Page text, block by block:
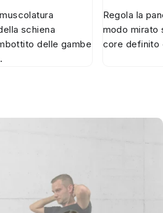
schiena
delle gambe
Regola la
modo mirato
core definito